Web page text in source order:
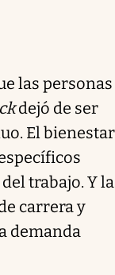
las personas
dejó de ser
El bienestar
trabajo. Y la
carrera y
demanda